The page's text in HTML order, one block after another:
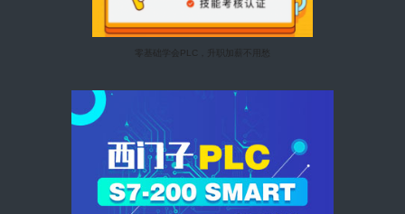
零基础学会PLC，升职加薪不用愁